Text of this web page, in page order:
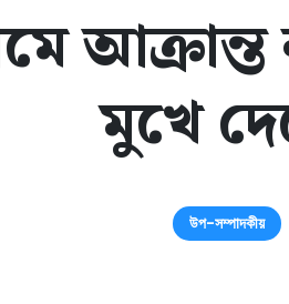
মুখে
উপ-সম্পাদকীয়